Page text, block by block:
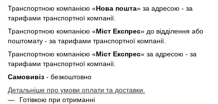
Транспортною компанією «Нова пошта» за адресою - за
тарифами транспортної компанії.
Транспортною компанією «Міст Експрес» до відділення або
поштомату - за тарифами транспортної компанії.
Транспортною компанією «Міст Експрес» за адресою - за
тарифами транспортної компанії.
Самовивіз - безкоштовно
Детальніше про умови оплати та доставки.
Готівкою при отриманні